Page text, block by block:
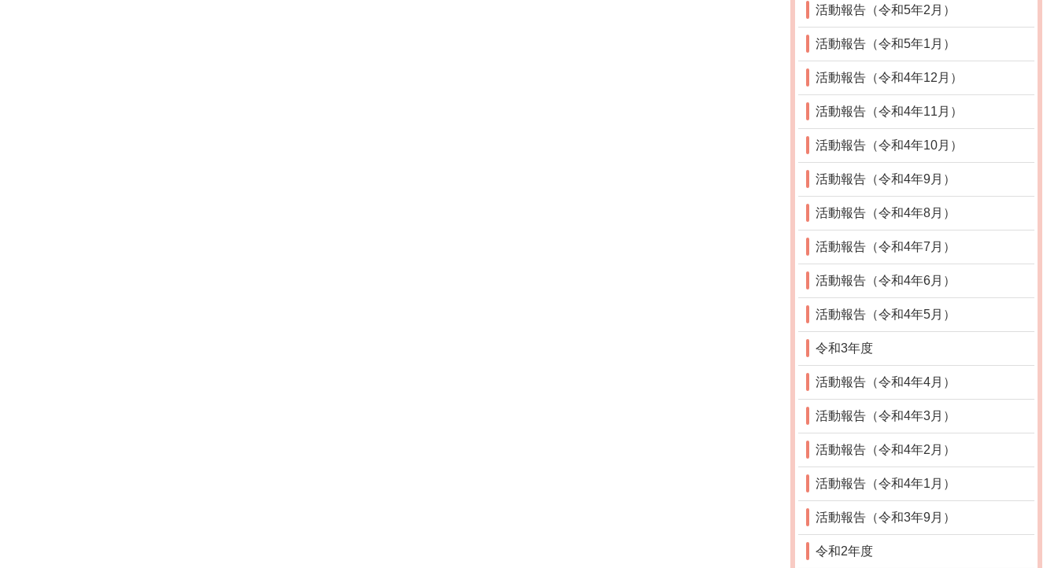
活動報告（令和5年2月）
活動報告（令和5年1月）
活動報告（令和4年12月）
活動報告（令和4年11月）
活動報告（令和4年10月）
活動報告（令和4年9月）
活動報告（令和4年8月）
活動報告（令和4年7月）
活動報告（令和4年6月）
活動報告（令和4年5月）
令和3年度
活動報告（令和4年4月）
活動報告（令和4年3月）
活動報告（令和4年2月）
活動報告（令和4年1月）
活動報告（令和3年9月）
令和2年度